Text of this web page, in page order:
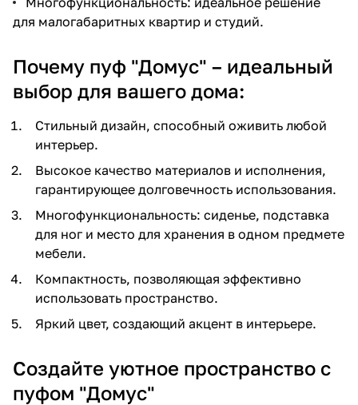
для малогабаритных квартир и студий.
Почему пуф "Домус" – идеальный
выбор для вашего дома:
Стильный дизайн, способный оживить любой
интерьер.
Высокое качество материалов и исполнения,
гарантирующее долговечность использования.
Многофункциональность: сиденье, подставка
для ног и место для хранения в одном предмете
мебели.
Компактность, позволяющая эффективно
использовать пространство.
Яркий цвет, создающий акцент в интерьере.
Создайте уютное пространство с
пуфом "Домус"